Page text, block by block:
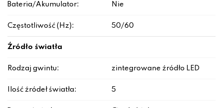
Bateria/Akumulator: Nie
Częstotliwość (Hz): 50/60
Źródło światła
Rodzaj gwintu: zintegrowane źródło LED
Ilość źródeł światła: 5